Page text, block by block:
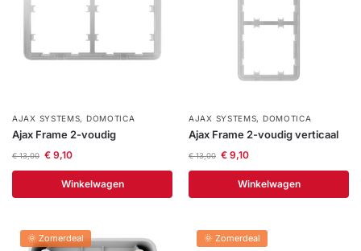
AJAX SYSTEMS, DOMOTICA
Ajax Frame 2-voudig
€13,00 €9,10
Winkelwagen
AJAX SYSTEMS, DOMOTICA
Ajax Frame 2-voudig verticaal
€13,00 €9,10
Winkelwagen
🌞 Zomerdeal 🌞 Zomerdeal